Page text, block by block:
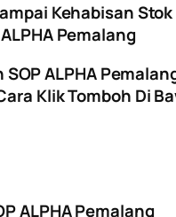
Kehabisan Stok
ALPHA Pemalang
ALPHA
Klik Tomboh Di
ALPHA Pemalang